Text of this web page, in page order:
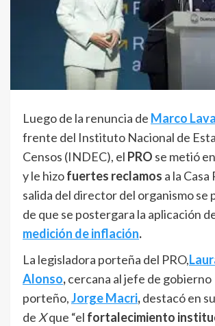
Luego de la renuncia de Marco
frente del Instituto Nacional de
Censos (INDEC), el PRO se metió
y le hizofuertes reclamos a la Casa
salida del director del organismo se
de que se postergara la aplicación
medición de inflación.
La legisladora porteña del PRO,
Alonso,cercana al jefe de gobierno
porteño,Jorge Macri,destacó en
de Xque “el fortalecimiento